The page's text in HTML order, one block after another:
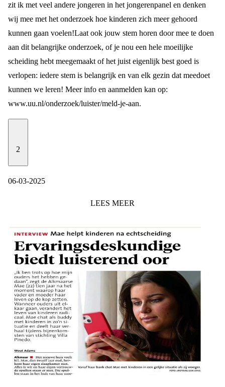
zit ik met veel andere jongeren in het jongerenpanel en denken
wij mee met het onderzoek hoe kinderen zich meer gehoord
kunnen gaan voelen!Laat ook jouw stem horen door mee te doen
aan dit belangrijke onderzoek, of je nou een hele moeilijke
scheiding hebt meegemaakt of het juist eigenlijk best goed is
verlopen: iedere stem is belangrijk en van elk gezin dat meedoet
kunnen we leren! Meer info en aanmelden kan op:
www.uu.nl/onderzoek/luister/meld-je-aan.
2
06-03-2025
LEES MEER